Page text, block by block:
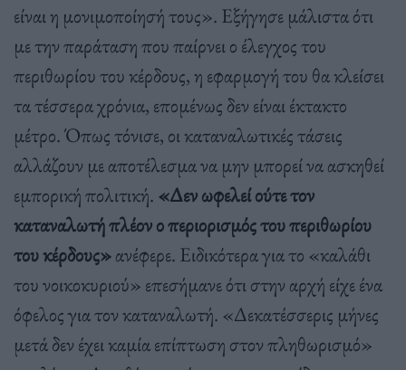
είναι η μονιμοποίησή τους». Εξήγησε μάλιστα ότι
με την παράταση που παίρνει ο έλεγχος του
περιθωρίου του κέρδους, η εφαρμογή του θα κλείσει
τα τέσσερα χρόνια, επομένως δεν είναι έκτακτο
μέτρο. Όπως τόνισε, οι καταναλωτικές τάσεις
αλλάζουν με αποτέλεσμα να μην μπορεί να ασκηθεί
εμπορική πολιτική. «Δεν ωφελεί ούτε τον
καταναλωτή πλέον ο περιορισμός του περιθωρίου
του κέρδους»ανέφερε. Ειδικότερα για το «καλάθι
του νοικοκυριού» επεσήμανε ότι στην αρχή είχε ένα
όφελος για τον καταναλωτή. «Δεκατέσσερις μήνες
μετά δεν έχει καμία επίπτωση στον πληθωρισμό»